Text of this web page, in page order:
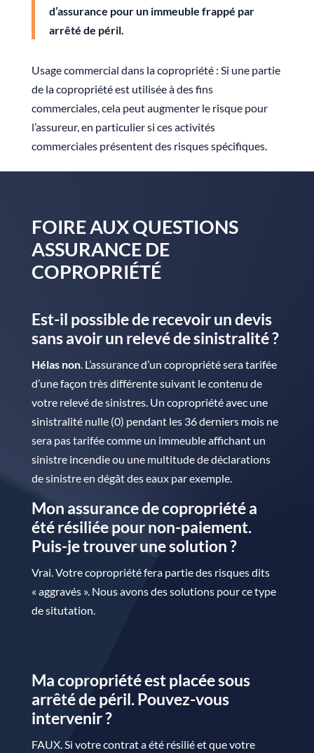
d’assurance pour un immeuble frappé par
arrêté de péril.
Usage commercial dans la copropriété : Si une partie
de la copropriété est utilisée à des fins
commerciales, cela peut augmenter le risque pour
l’assureur, en particulier si ces activités
commerciales présentent des risques spécifiques.
FOIRE AUX QUESTIONS
ASSURANCE DE
COPROPRIÉTÉ
Est-il possible de recevoir un devis
sans avoir un relevé de sinistralité ?
Hélas non. L’assurance d’un copropriété sera tarifée
d’une façon très différente suivant le contenu de
votre relevé de sinistres. Un copropriété avec une
sinistralité nulle (0) pendant les 36 derniers mois ne
sera pas tarifée comme un immeuble affichant un
sinistre incendie ou une multitude de déclarations
de sinistre en dégât des eaux par exemple.
Mon assurance de copropriété a
été résiliée pour non-paiement.
Puis-je trouver une solution ?
Vrai. Votre copropriété fera partie des risques dits
« aggravés ». Nous avons des solutions pour ce type
de situtation.
Ma copropriété est placée sous
arrêté de péril. Pouvez-vous
intervenir ?
FAUX. Si votre contrat a été résilié et que votre